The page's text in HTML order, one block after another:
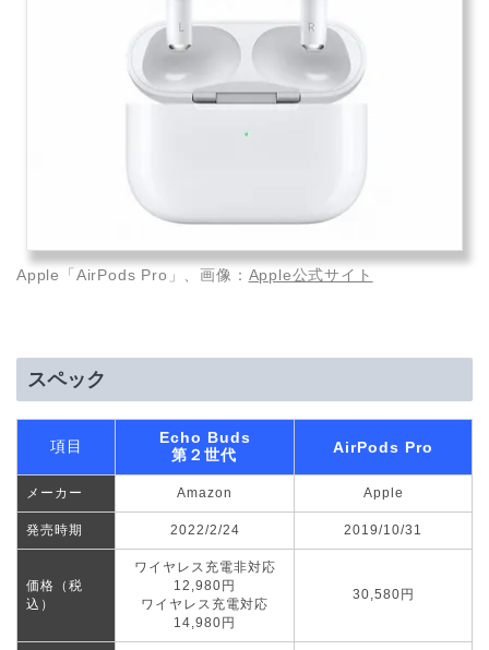
Apple「AirPods Pro」、画像： Apple公式サイト
スペック
項目
Echo Buds
第２世代
AirPods Pro
メーカー Amazon Apple
発売時期 2022/2/24 2019/10/31
価格（税
込）
ワイヤレス充電非対応
12,980円
ワイヤレス充電対応
14,980円
30,580円